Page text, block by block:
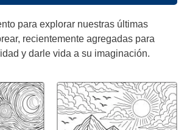
para explorar nuestras últimas
recientemente agregadas para
y darle vida a su imaginación.